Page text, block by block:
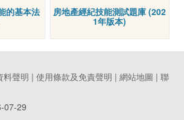
的基本法
房地產經紀技能測試題庫 (202
1年版本)
料聲明 | 使用條款及免責聲明 | 網站地圖 | 聯
07-29